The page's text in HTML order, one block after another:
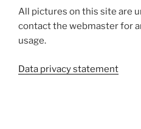
All pictures on this site are
contact the webmaster for
usage.
Data privacy statement